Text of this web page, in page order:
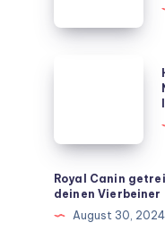
beliebtesten
Rezepte
für
ein
langes
Royal Canin
deinen Vierbeiner
August 30, 2024